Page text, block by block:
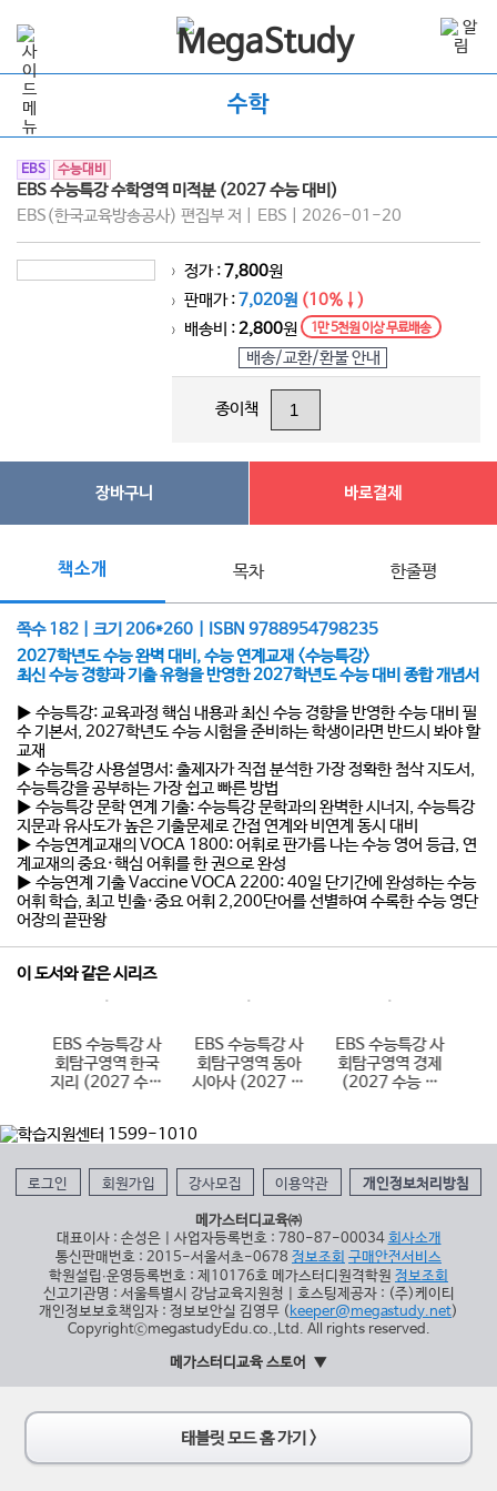
수학
EBS 수능대비
EBS 수능특강 수학영역 미적분 (2027 수능 대비)
EBS(한국교육방송공사) 편집부 저 | EBS | 2026-01-20
> 정가 :7,800원
> 판매가 :7,020원 (10%↓)
> 배송비 :2,800원 1만 5천원 이상 무료배송
배송/교환/환불 안내
종이책
장바구니 바로결제
책소개 목차 한줄평
쪽수 182 | 크기 206*260 | ISBN 9788954798235
2027학년도 수능 완벽 대비, 수능 연계교재 <수능특강>
최신 수능 경향과 기출 유형을 반영한 2027학년도 수능 대비 종합 개념서
▶ 수능특강: 교육과정 핵심 내용과 최신 수능 경향을 반영한 수능 대비 필
수 기본서, 2027학년도 수능 시험을 준비하는 학생이라면 반드시 봐야 할
교재
▶ 수능특강 사용설명서: 출제자가 직접 분석한 가장 정확한 첨삭 지도서,
수능특강을 공부하는 가장 쉽고 빠른 방법
▶ 수능특강 문학 연계 기출: 수능특강 문학과의 완벽한 시너지, 수능특강
지문과 유사도가 높은 기출문제로 간접 연계와 비연계 동시 대비
▶ 수능연계교재의 VOCA 1800: 어휘로 판가름 나는 수능 영어 등급, 연
계교재의 중요·핵심 어휘를 한 권으로 완성
▶ 수능연계 기출 Vaccine VOCA 2200: 40일 단기간에 완성하는 수능
어휘 학습, 최고 빈출·중요 어휘 2,200단어를 선별하여 수록한 수능 영단
어장의 끝판왕
이 도서와 같은 시리즈
EBS 수능특강 사
회탐구영역 한국
지리 (2027 수능
EBS 수능특강 사
회탐구영역 동아
시아사 (2027 수
EBS 수능특강 사
회탐구영역 경제
(2027 수능 대
로그인 회원가입 강사모집 이용약관 개인정보처리방침
메가스터디교육㈜
대표이사 : 손성은 | 사업자등록번호 : 780-87-00034 회사소개
통신판매번호 : 2015-서울서초-0678 정보조회 구매안전서비스
학원설립∙운영등록번호 : 제10176호 메가스터디원격학원 정보조회
신고기관명 : 서울특별시 강남교육지원청 | 호스팅제공자 : (주)케이티
개인정보보호책임자 : 정보보안실 김영무 (keeper@megastudy.net)
CopyrightⓒmegastudyEdu.co.,Ltd. All rights reserved.
메가스터디교육 스토어
태블릿 모드 홈 가기 >